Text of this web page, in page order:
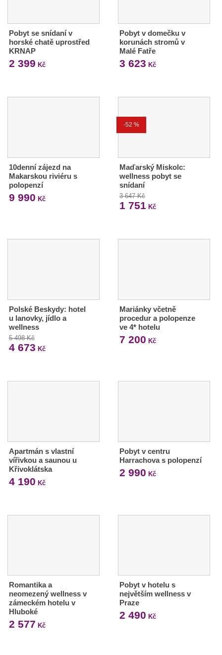
Pobyt se snídaní v
horské chatě uprostřed
KRNAP
2 399 Kč
Pobyt v domečku v
korunách stromů v
Malé Fatře
3 623 Kč
10denní zájezd na
Makarskou riviéru s
polopenzí
9 990 Kč
-52 %
Maďarský Miskolc:
wellness pobyt se
snídaní
3 647 Kč
1 751 Kč
Polské Beskydy: hotel
u lanovky, jídlo a
wellness
5 498 Kč
4 673 Kč
Mariánky včetně
procedur a polopenze
ve 4* hotelu
7 200 Kč
Apartmán s vlastní
vířivkou a saunou u
Křivoklátska
4 190 Kč
Pobyt v centru
Harrachova s polopenzí
2 990 Kč
Romantika a
neomezený wellness v
zámeckém hotelu v
Hluboké
2 577 Kč
Pobyt v hotelu s
největším wellness v
Praze
2 490 Kč